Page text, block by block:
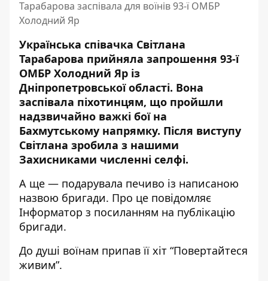
Тарабарова заспівала для воїнів 93-ї ОМБР
Холодний Яр
Українська співачка Світлана
Тарабарова прийняла запрошення 93-ї
ОМБР Холодний Яр із
Дніпропетровської області. Вона
заспівала піхотинцям, що пройшли
надзвичайно важкі бої на
Бахмутському напрямку. Після виступу
Світлана зробила з нашими
Захисниками численні селфі.
А ще — подарувала печиво із написаною
назвою бригади. Про це повідомляє
Інформатор з посиланням на публікацію
бригади.
До душі воїнам припав її хіт “Повертайтеся
живим”.